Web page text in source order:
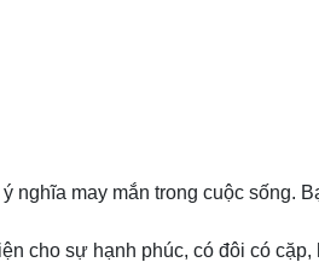
nghĩa may mắn trong cuộc sống.
cho sự hạnh phúc, có đôi có cặp,